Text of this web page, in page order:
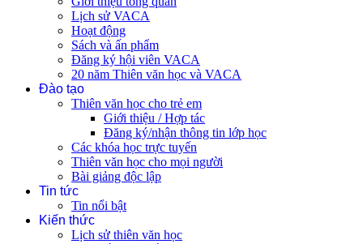
Lịch sử VACA
Hoạt động
Sách và ấn phẩm
Đăng ký hội viên VACA
20 năm Thiên văn học và VACA
Đào tạo
Thiên văn học cho trẻ em
Giới thiệu / Hợp tác
Đăng ký/nhận thông tin lớp học
Các khóa học trực tuyến
Thiên văn học cho mọi người
Bài giảng độc lập
Tin tức
Tin nổi bật
Kiến thức
Lịch sử thiên văn học